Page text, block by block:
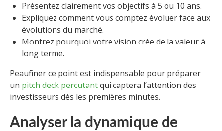
Présentez clairement vos objectifs à 5 ou 10 ans.
Expliquez comment vous comptez évoluer face aux
évolutions du marché.
Montrez pourquoi votre vision crée de la valeur à
long terme.
Peaufiner ce point est indispensable pour préparer
un pitch deck percutantqui captera l’attention des
investisseurs dès les premières minutes.
Analyser la dynamique de